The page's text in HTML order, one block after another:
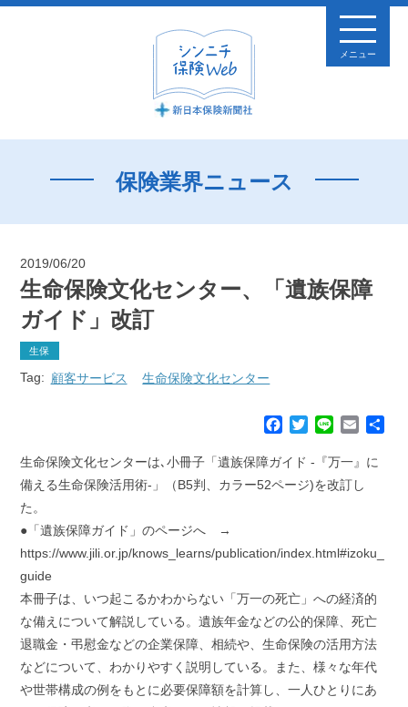
メニュー
保険業界ニュース
2019/06/20
生命保険文化センター、「遺族保障
ガイド」改訂
生保
Tag: 顧客サービス 生命保険文化センター
c
k
T
i
t
t
n
e
E
a
生命保険文化センターは､小冊子「遺族保障ガイド -『万一』に
備える生命保険活用術-」（B5判、カラー52ページ)を改訂し
た。
●「遺族保障ガイド」のページへ →
https://www.jili.or.jp/knows_learns/publication/index.html#izoku_
guide
本冊子は、いつ起こるかわからない「万一の死亡」への経済的
な備えについて解説している。遺族年金などの公的保障、死亡
退職金・弔慰金などの企業保障、相続や、生命保険の活用方法
などについて、わかりやすく説明している。また、様々な年代
や世帯構成の例をもとに必要保障額を計算し、一人ひとりにあ